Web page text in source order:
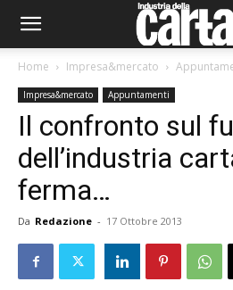
Home Impresa&mercato
Impresa&mercato Appuntamenti
Il confronto sul
dell’industria
ferma…
Da Redazione - 17 Ottobre 2013